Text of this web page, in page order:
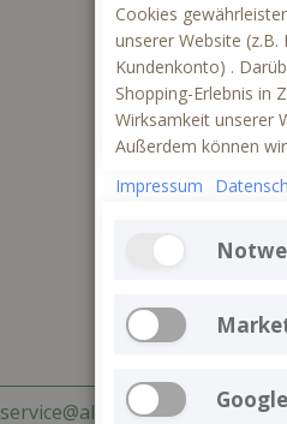
service@allebacker-shop.de
Cookies
unserer Website
Kundenkonto) .
Shopping-Erlebnis in
Wirksamkeit unserer
Außerdem können
unsere Seite genutzt
Impressum
Die Webseite
richtig
technisch
können daher
Marketing-
Aktionen der